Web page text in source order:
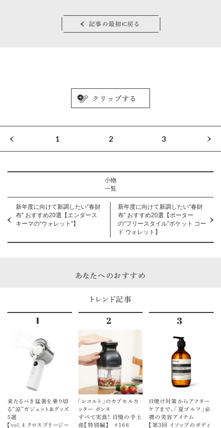
記事の最初に戻る
1 2 3
小物
一覧
新年度に向けて新調したい“春財
布” おすすめ20選【エンダース
キーマの“ウォレット”】
新年度に向けて新調したい“春財
布” おすすめ20選【ポーター
の“フリースタイル”ポケット コー
ド ウォレット】
あなたへのおすすめ
トレンド記事
来たるべき猛暑を乗り切
る“涼”ガジェット＆グッズ
5選
【vol.４ クロスブリージー
「レコルト」のカプセルカ
ッター ボンヌ
すべて実食！ 自慢の手土
産【特別編】 ＃166
日焼け対策からアフター
ケアまで。「夏ゴルフ」必
携の美容アイテム
【第3回 イソップのボディ